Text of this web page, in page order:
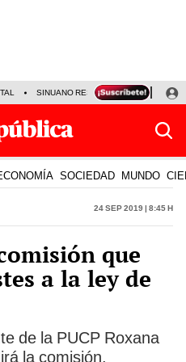
SINUANO RESULTADOS HOY
SOCIEDAD MUNDO
24 Sep 2019 | 8:45 h
que
a la ley de
de la PUCP Roxana
la comisión.